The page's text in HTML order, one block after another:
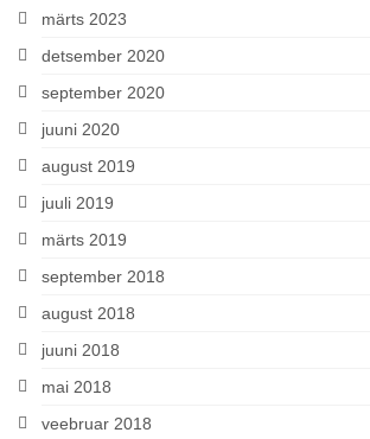
märts 2023
detsember 2020
september 2020
juuni 2020
august 2019
juuli 2019
märts 2019
september 2018
august 2018
juuni 2018
mai 2018
veebruar 2018